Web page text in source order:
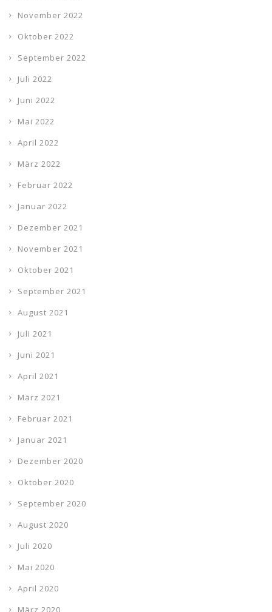
November 2022
Oktober 2022
September 2022
Juli 2022
Juni 2022
Mai 2022
April 2022
März 2022
Februar 2022
Januar 2022
Dezember 2021
November 2021
Oktober 2021
September 2021
August 2021
Juli 2021
Juni 2021
April 2021
März 2021
Februar 2021
Januar 2021
Dezember 2020
Oktober 2020
September 2020
August 2020
Juli 2020
Mai 2020
April 2020
März 2020